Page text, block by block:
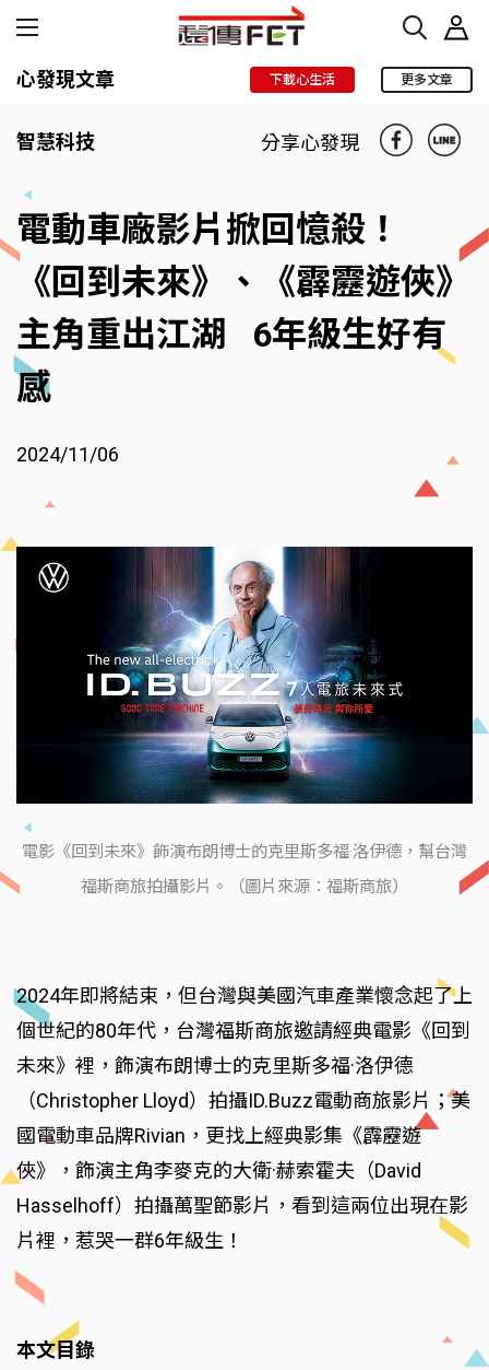
心發現文章 下載心生活 更多文章
智慧科技 分享心發現
電動車廠影片掀回憶殺！
《回到未來》、《霹靂遊俠》
主角重出江湖 6年級生好有
感
2024/11/06
電影《回到未來》飾演布朗博士的克里斯多福·洛伊德，幫台灣
福斯商旅拍攝影片。（圖片來源：福斯商旅）
2024年即將結束，但台灣與美國汽車產業懷念起了上
個世紀的80年代，台灣福斯商旅邀請經典電影《回到
未來》裡，飾演布朗博士的克里斯多福·洛伊德
（Christopher Lloyd）拍攝ID.Buzz電動商旅影片；美
國電動車品牌Rivian，更找上經典影集《霹靂遊
俠》，飾演主角李麥克的大衛·赫索霍夫（David
Hasselhoff）拍攝萬聖節影片，看到這兩位出現在影
片裡，惹哭一群6年級生！
本文目錄